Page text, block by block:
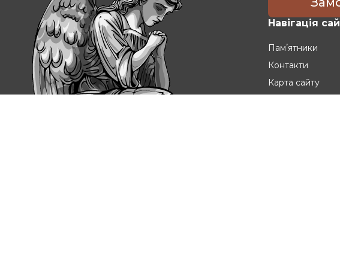
поліруванням і всім необхідним для бажаного результату. У нас можна
нас працюють кваліфіковані фахівці, які знають, як швидко і безпечно
На нашому сайті можна ознайомитися з прикладами робіт наших майстрів,
меморіали. Ви можете вибрати модель із запропонованих варіантів
складності роботи. Зазвичай для виготовлення достатньо 2-4 тижнів,
на етапі обговорення деталей.
Навігація
Памʼятники
Контакти
Карта сайту